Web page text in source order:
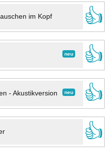
im Kopf
👍
neu
👍
neu
- Akustikversion
👍
👍